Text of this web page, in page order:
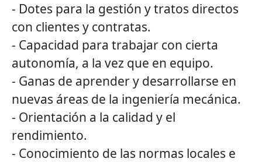
- Dotes para la gestión y tratos directos
con clientes y contratas.
- Capacidad para trabajar con cierta
autonomía, a la vez que en equipo.
- Ganas de aprender y desarrollarse en
nuevas áreas de la ingeniería mecánica.
- Orientación a la calidad y el
rendimiento.
- Conocimiento de las normas locales e